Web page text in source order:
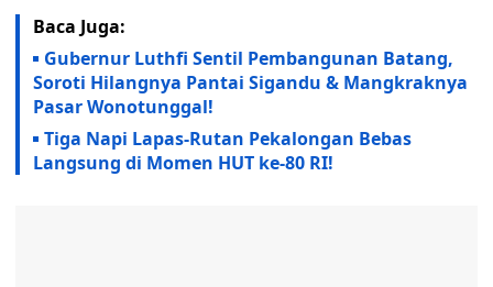
Baca Juga:
Gubernur Luthfi Sentil Pembangunan Batang,
Soroti Hilangnya Pantai Sigandu & Mangkraknya
Pasar Wonotunggal!
Tiga Napi Lapas-Rutan Pekalongan Bebas
Langsung di Momen HUT ke-80 RI!